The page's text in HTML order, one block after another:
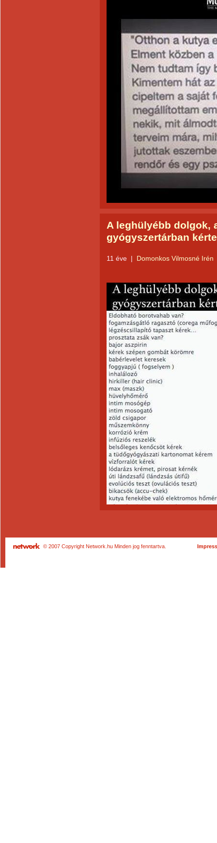
A leghülyébb dolgok,
gyógyszertárban
11 éve | Domonkos Vilmosné Irén
© 2007 Copyright Network.hu Minden jog fenntartva.